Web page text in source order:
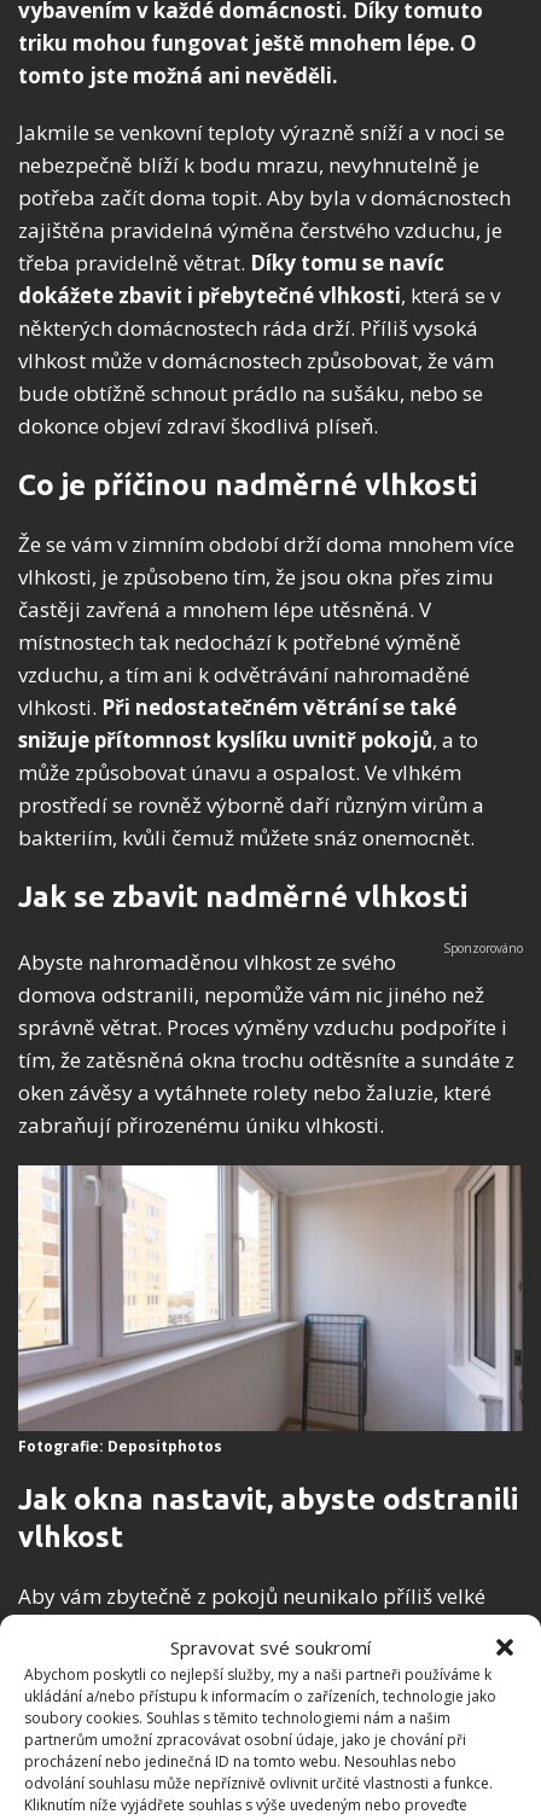
Spravovat své soukromí
Abychom poskytli co nejlepší služby, my a naši partneři používáme k
ukládání a/nebo přístupu k informacím o zařízeních, technologie jako
soubory cookies. Souhlas s těmito technologiemi nám a našim
partnerům umožní zpracovávat osobní údaje, jako je chování při
procházení nebo jedinečná ID na tomto webu. Nesouhlas nebo
odvolání souhlasu může nepříznivě ovlivnit určité vlastnosti a funkce.
Kliknutím níže vyjádřete souhlas s výše uvedeným nebo proveďte
vybavením v každé domácnosti. Díky tomuto
triku mohou fungovat ještě mnohem lépe. O
tomto jste možná ani nevěděli.
Jakmile se venkovní teploty výrazně sníží a v noci se
nebezpečně blíží k bodu mrazu, nevyhnutelně je
potřeba začít doma topit. Aby byla v domácnostech
zajištěna pravidelná výměna čerstvého vzduchu, je
třeba pravidelně větrat. Díky tomu se navíc
dokážete zbavit i přebytečné vlhkosti, která se v
některých domácnostech ráda drží. Příliš vysoká
vlhkost může v domácnostech způsobovat, že vám
bude obtížně schnout prádlo na sušáku, nebo se
dokonce objeví zdraví škodlivá plíseň.
Co je příčinou nadměrné vlhkosti
Že se vám v zimním období drží doma mnohem více
vlhkosti, je způsobeno tím, že jsou okna přes zimu
častěji zavřená a mnohem lépe utěsněná. V
místnostech tak nedochází k potřebné výměně
vzduchu, a tím ani k odvětrávání nahromaděné
vlhkosti. Při nedostatečném větrání se také
snižuje přítomnost kyslíku uvnitř pokojů, a to
může způsobovat únavu a ospalost. Ve vlhkém
prostředí se rovněž výborně daří různým virům a
bakteriím, kvůli čemuž můžete snáz onemocnět.
Jak se zbavit nadměrné vlhkosti
Abyste nahromaděnou vlhkost ze svého
domova odstranili, nepomůže vám nic jiného než
správně větrat. Proces výměny vzduchu podpoříte i
tím, že zatěsněná okna trochu odtěsníte a sundáte z
oken závěsy a vytáhnete rolety nebo žaluzie, které
zabraňují přirozenému úniku vlhkosti.
Fotografie: Depositphotos
Jak okna nastavit, abyste odstranili
vlhkost
Aby vám zbytečně z pokojů neunikalo příliš velké
výměně vzduchu, otevřete okna na mikroventilaci.
To provede tak, že kliku okna otočíte o 90° nahoru.
Druhou rukou přidržujte rám okna, aby se vám okno
neotevřelo, a otočte klikou přibližně o půl stupně
doprava.V tu chvíli okno nepřiléhá úplně k rámu,